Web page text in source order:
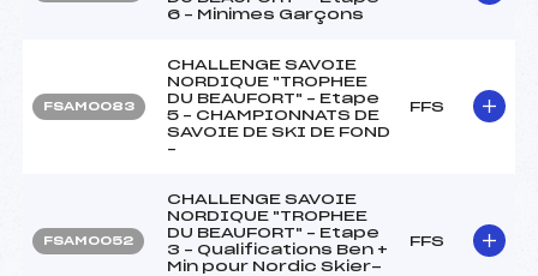
6 – Minimes Garçons
FSAM0083
CHALLENGE SAVOIE
NORDIQUE "TROPHEE
DU BEAUFORT" – Etape
5 – CHAMPIONNATS DE
SAVOIE DE SKI DE FOND
–
FFS
FSAM0052
CHALLENGE SAVOIE
NORDIQUE "TROPHEE
DU BEAUFORT" – Etape
3 – Qualifications Ben +
Min pour Nordic Skier-
FFS